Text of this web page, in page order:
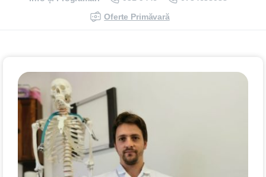
Oferte Primăvară